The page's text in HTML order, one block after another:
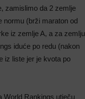
zamislimo da 2 zemlje
normu (brži maraton od
iz zemlje A, a za zemlju
iduće po redu (nakon
iz liste jer je kvota po
World Rankings utječu